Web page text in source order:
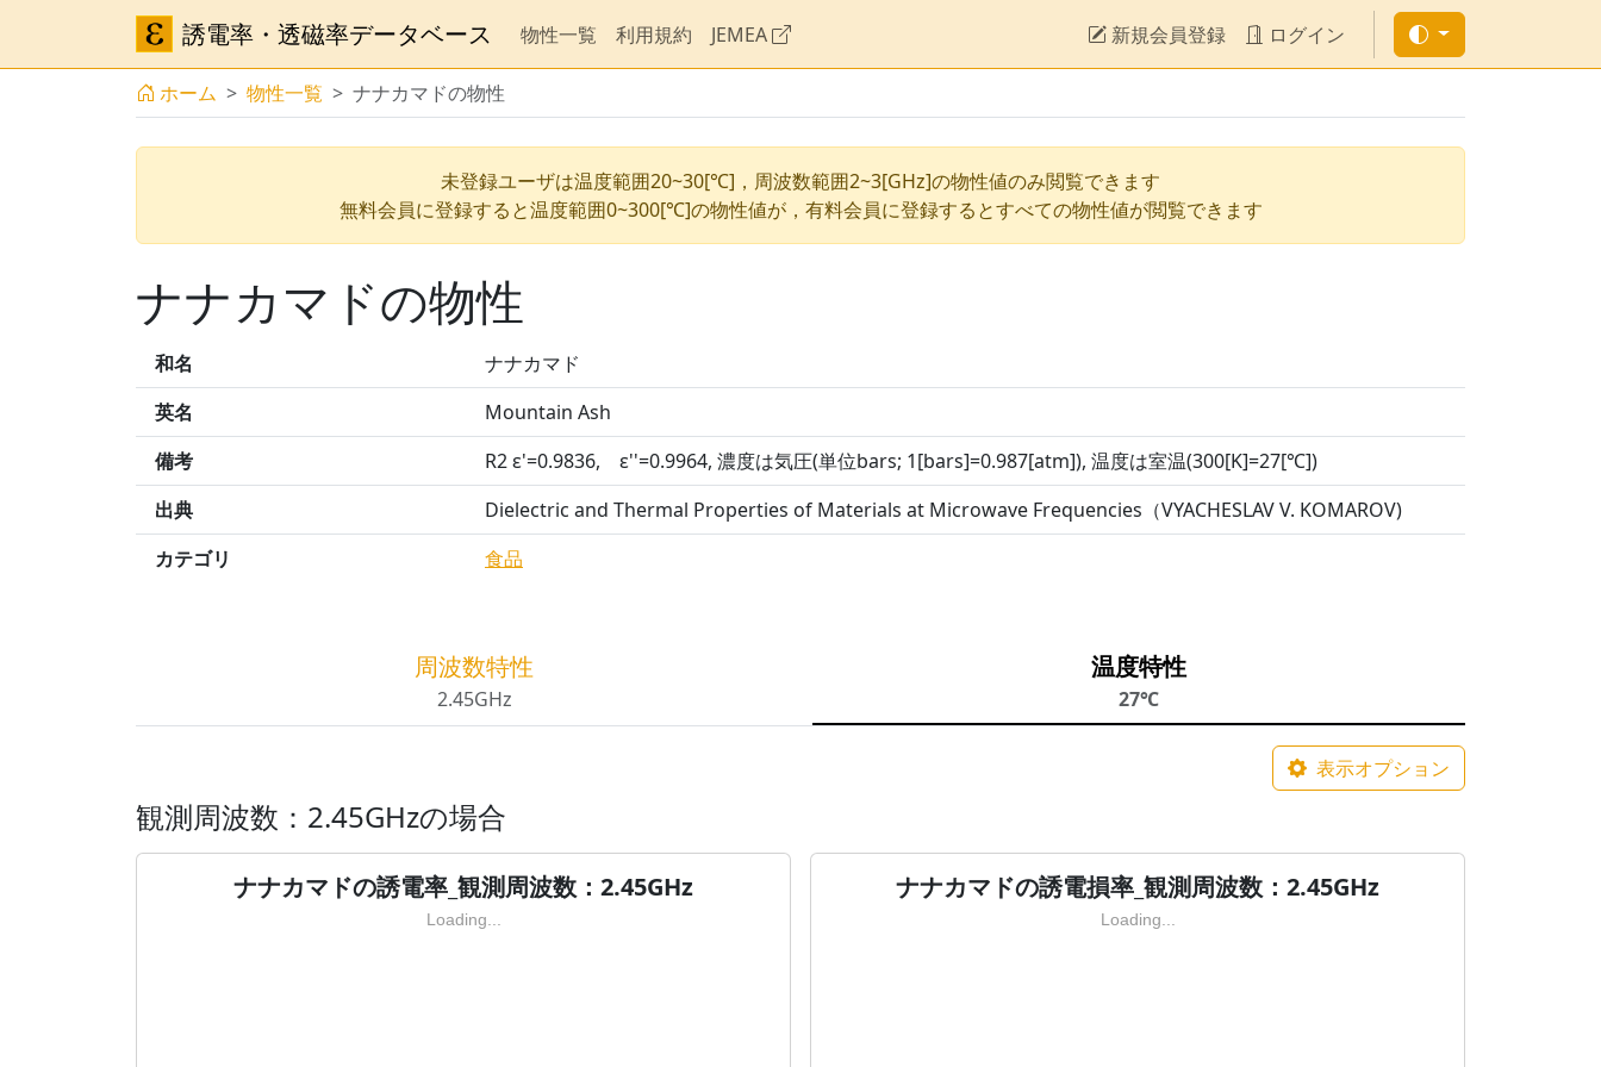
誘電率・透磁率データベース 物性一覧 利用規約 JEMEA 新規会員登録 ログイン
ホーム 物性一覧 ナナカマドの物性
未登録ユーザは温度範囲20~30[℃]，周波数範囲2~3[GHz]の物性値のみ閲覧できます
無料会員に登録すると温度範囲0~300[℃]の物性値が，有料会員に登録するとすべての物性値が閲覧できます
ナナカマドの物性
和名
ナナカマド
英名
Mountain Ash
備考
R2 ε'=0.9836, ε''=0.9964, 濃度は気圧(単位bars; 1[bars]=0.987[atm]), 温度は室温(300[K]=27[℃])
出典
Dielectric and Thermal Properties of Materials at Microwave Frequencies（VYACHESLAV V. KOMAROV)
カテゴリ
食品
周波数特性
2.45GHz
温度特性
27℃
表示オプション
観測周波数：2.45GHzの場合
ナナカマドの誘電率_観測周波数：2.45GHz
Loading...
ナナカマドの誘電損率_観測周波数：2.45GHz
Loading...